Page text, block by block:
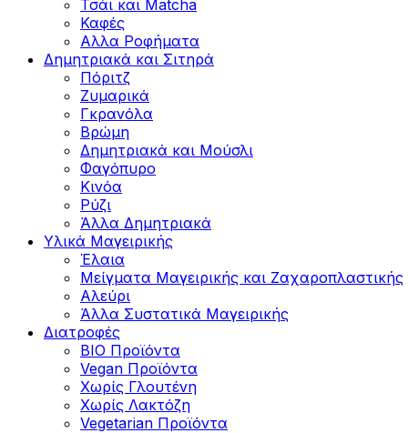
Τσάι και Matcha
Καφές
Αλλα Ροφήματα
Δημητριακά και Σιτηρά
Πόριτζ
Ζυμαρικά
Γκρανόλα
Βρώμη
Δημητριακά και Μούσλι
Φαγόπυρο
Κινόα
Ρύζι
Άλλα Δημητριακά
Υλικά Μαγειρικής
Έλαια
Μείγματα Μαγειρικής και Ζαχαροπλαστικής
Αλεύρι
Άλλα Συστατικά Μαγειρικής
Διατροφές
BIO Προϊόντα
Vegan Προϊόντα
Χωρίς Γλουτένη
Χωρίς Λακτόζη
Vegetarian Προϊόντα